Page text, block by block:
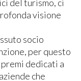
del turismo, ci
visione
socio
per questo
dedicati a
che